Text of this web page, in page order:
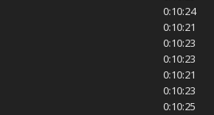
0:10:24
0:10:21
0:10:23
0:10:23
0:10:21
0:10:23
0:10:25